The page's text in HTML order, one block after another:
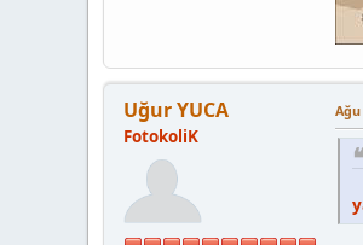
Uğur YUCA
FotokoliK
Ağu